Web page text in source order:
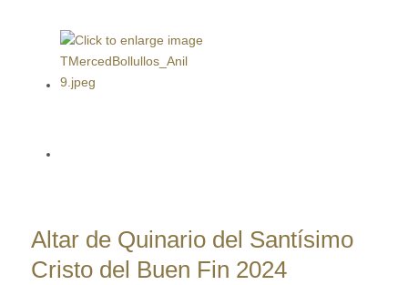
Altar de Quinario del Santísimo
Cristo del Buen Fin 2024